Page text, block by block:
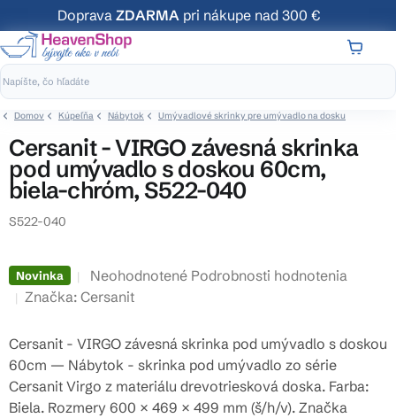
na
obsah
Doprava ZDARMA pri nákupe nad 300 €
Domov Kúpeľňa Nábytok Umývadlové skrinky pre umývadlo na dosku
Cersanit - VIRGO závesná skrinka
pod umývadlo s doskou 60cm,
biela-chróm, S522-040
S522-040
Novinka
Priemerné
hodnotenie
je
0,0
z
5
Neohodnotené Podrobnosti hodnotenia
Značka: Cersanit
Cersanit - VIRGO závesná skrinka pod umývadlo s doskou
60cm — Nábytok - skrinka pod umývadlo zo série
Cersanit Virgo z materiálu drevotriesková doska. Farba:
Biela. Rozmery 600 × 469 × 499 mm (š/h/v). Značka